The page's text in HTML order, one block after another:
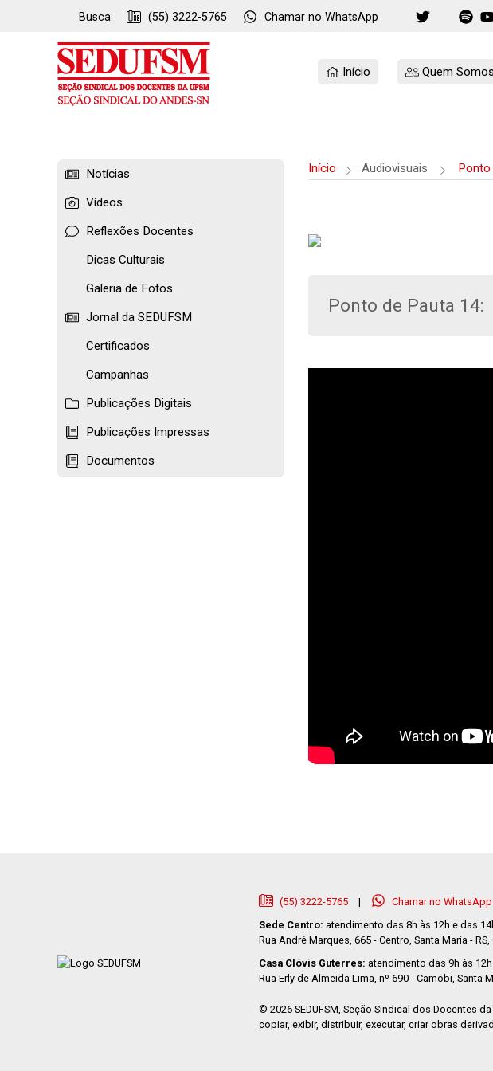
Busca (55) 3222-5765 Chamar no WhatsApp
Início Quem Somos
Notícias
Vídeos
Reflexões Docentes
Dicas Culturais
Galeria de Fotos
Jornal da SEDUFSM
Certificados
Campanhas
Publicações Digitais
Publicações Impressas
Documentos
Início Audiovisuais Ponto
Ponto de Pauta 14:
(55) 3222-5765 | Chamar no WhatsApp
Sede Centro: atendimento das 8h às 12h e das
Rua André Marques, 665 - Centro, Santa Maria - RS,
Casa Clóvis Guterres: atendimento das 9h às
Rua Erly de Almeida Lima, nº 690 - Camobi, Santa
© 2026 SEDUFSM, Seção Sindical dos Docentes
copiar, exibir, distribuir, executar, criar obras